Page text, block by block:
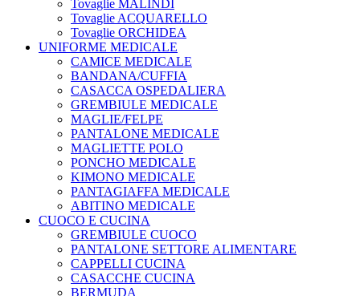
Tovaglie MALINDI
Tovaglie ACQUARELLO
Tovaglie ORCHIDEA
UNIFORME MEDICALE
CAMICE MEDICALE
BANDANA/CUFFIA
CASACCA OSPEDALIERA
GREMBIULE MEDICALE
MAGLIE/FELPE
PANTALONE MEDICALE
MAGLIETTE POLO
PONCHO MEDICALE
KIMONO MEDICALE
PANTAGIAFFA MEDICALE
ABITINO MEDICALE
CUOCO E CUCINA
GREMBIULE CUOCO
PANTALONE SETTORE ALIMENTARE
CAPPELLI CUCINA
CASACCHE CUCINA
BERMUDA